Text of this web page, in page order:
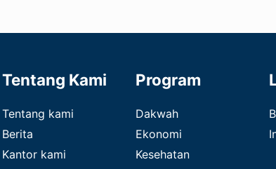
Tentang Kami
Tentang kami
Berita
Kantor kami
Program
Dakwah
Ekonomi
Kesehatan